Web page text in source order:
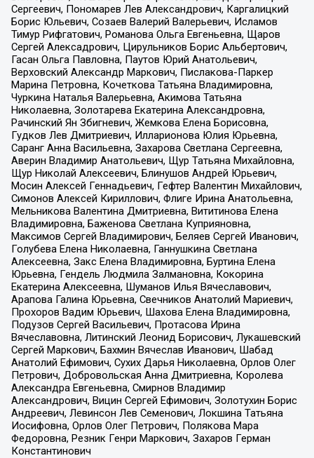
Сергеевич, Пономарев Лев Александрович, Каргалицкий
Борис Юльевич, Созаев Валерий Валерьевич, Исламов
Тимур Рифгатович, Романова Ольга Евгеньевна, Щаров
Сергей Алексадрович, Цирульников Борис Альбертович,
Гасан Ольга Павловна, Паутов Юрий Анатольевич,
Верховский Александр Маркович, Пислакова-Паркер
Марина Петровна, Кочеткова Татьяна Владимировна,
Чуркина Наталья Валерьевна, Акимова Татьяна
Николаевна, Золотарева Екатерина Александровна,
Рачинский Ян Збигневич, Жемкова Елена Борисовна,
Гудков Лев Дмитриевич, Илларионова Юлия Юрьевна,
Саранг Анна Васильевна, Захарова Светлана Сергеевна,
Аверин Владимир Анатольевич, Щур Татьяна Михайловна,
Щур Николай Алексеевич, Блинушов Андрей Юрьевич,
Мосин Алексей Геннадьевич, Гефтер Валентин Михайлович,
Симонов Алексей Кириллович, Флиге Ирина Анатольевна,
Мельникова Валентина Дмитриевна, Вититинова Елена
Владимировна, Баженова Светлана Куприяновна,
Максимов Сергей Владимирович, Беляев Сергей Иванович,
Голубева Елена Николаевна, Ганнушкина Светлана
Алексеевна, Закс Елена Владимировна, Буртина Елена
Юрьевна, Гендель Людмила Залмановна, Кокорина
Екатерина Алексеевна, Шуманов Илья Вячеславович,
Арапова Галина Юрьевна, Свечников Анатолий Мариевич,
Прохоров Вадим Юрьевич, Шахова Елена Владимировна,
Подузов Сергей Васильевич, Протасова Ирина
Вячеславовна, Литинский Леонид Борисович, Лукашевский
Сергей Маркович, Бахмин Вячеслав Иванович, Шабад
Анатолий Ефимович, Сухих Дарья Николаевна, Орлов Олег
Петрович, Добровольская Анна Дмитриевна, Королева
Александра Евгеньевна, Смирнов Владимир
Александрович, Вицин Сергей Ефимович, Золотухин Борис
Андреевич, Левинсон Лев Семенович, Локшина Татьяна
Иосифовна, Орлов Олег Петрович, Полякова Мара
Федоровна, Резник Генри Маркович, Захаров Герман
Константинович